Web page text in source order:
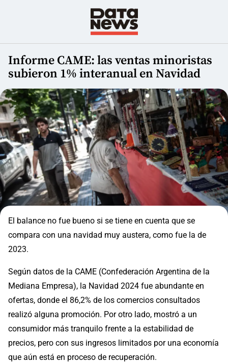
Informe CAME: las ventas minoristas
subieron 1% interanual en Navidad
El balance no fue bueno si se tiene en cuenta que se
compara con una navidad muy austera, como fue la de
2023.
Según datos de la CAME (Confederación Argentina de la
Mediana Empresa), la Navidad 2024 fue abundante en
ofertas, donde el 86,2% de los comercios consultados
realizó alguna promoción. Por otro lado, mostró a un
consumidor más tranquilo frente a la estabilidad de
precios, pero con sus ingresos limitados por una economía
que aún está en proceso de recuperación.